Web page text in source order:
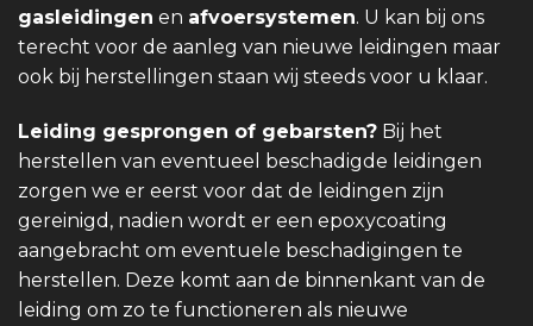
gasleidingen en afvoersystemen. U kan bij ons
terecht voor de aanleg van nieuwe leidingen maar
ook bij herstellingen staan wij steeds voor u klaar.
Leiding gesprongen of gebarsten? Bij het
herstellen van eventueel beschadigde leidingen
zorgen we er eerst voor dat de leidingen zijn
gereinigd, nadien wordt er een epoxycoating
aangebracht om eventuele beschadigingen te
herstellen. Deze komt aan de binnenkant van de
leiding om zo te functioneren als nieuwe